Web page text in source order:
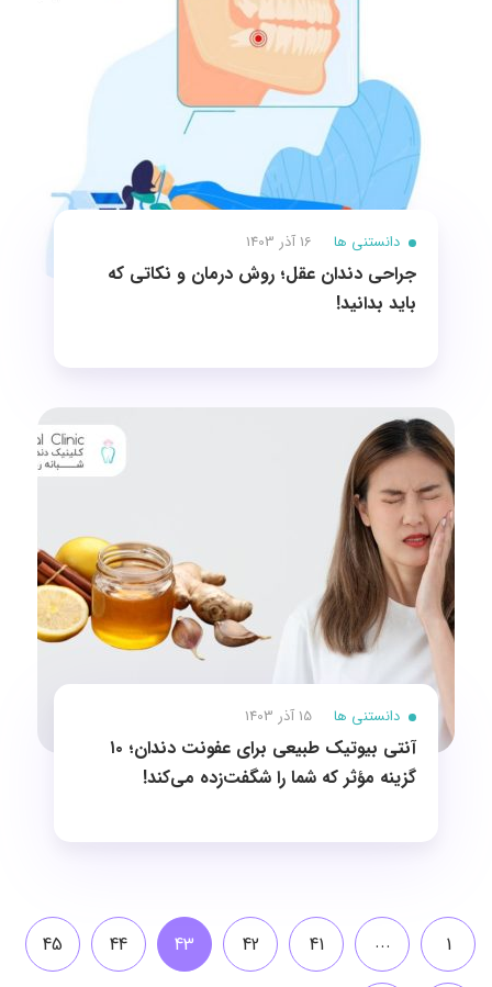
دانستنی ها 16 آذر 1403
جراحی دندان عقل؛ روش درمان و نکاتی که
باید بدانید!
دانستنی ها 15 آذر 1403
آنتی بیوتیک طبیعی برای عفونت دندان؛ ۱۰
گزینه مؤثر که شما را شگفت‌زده می‌کند!
1
...
41
42
43
44
45